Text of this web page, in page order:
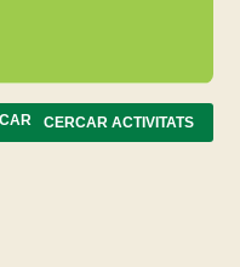
CERCAR ACTIVITATS